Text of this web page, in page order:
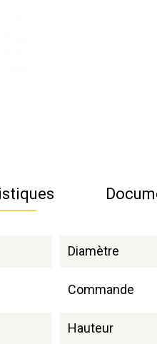
Diamètre
Commande
Hauteur